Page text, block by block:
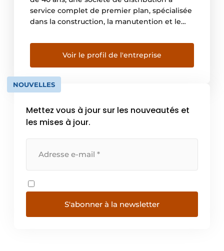
service complet de premier plan, spécialisée
dans la construction, la manutention et le
une entreprise de distribution qui offre un
service global spécialisé dans le secteur de la
machinerie et des camions. […]
Voir le profil de l'entreprise
NOUVELLES
Mettez vous à jour sur les nouveautés et
les mises à jour.
S'abonner à la newsletter